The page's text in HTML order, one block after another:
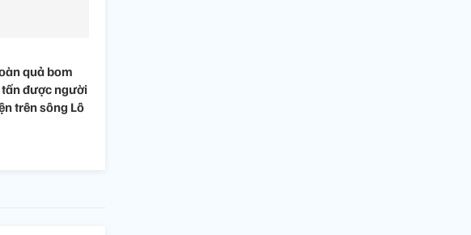
quả bom
được người
trên sông Lô